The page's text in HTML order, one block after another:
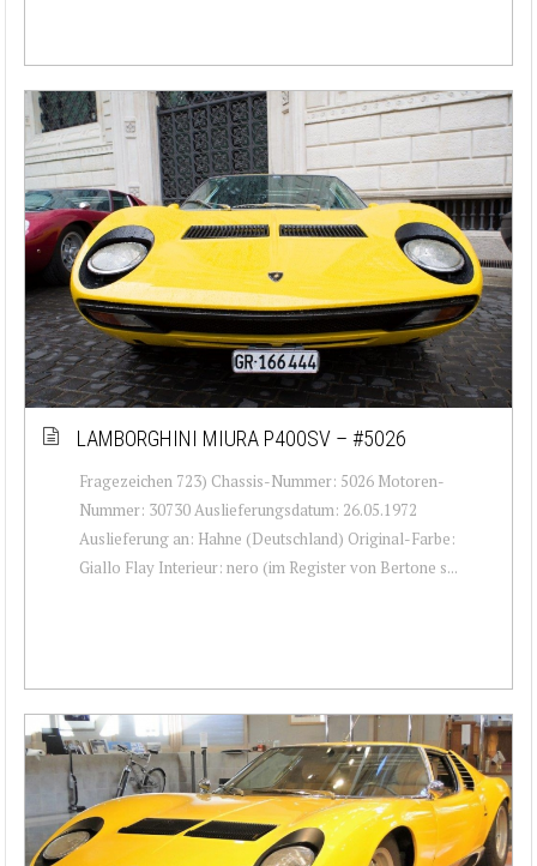
LAMBORGHINI MIURA P400SV – #5026
Fragezeichen 723) Chassis-Nummer: 5026 Motoren-
Nummer: 30730 Auslieferungsdatum: 26.05.1972
Auslieferung an: Hahne (Deutschland) Original-Farbe:
Giallo Flay Interieur: nero (im Register von Bertone s...